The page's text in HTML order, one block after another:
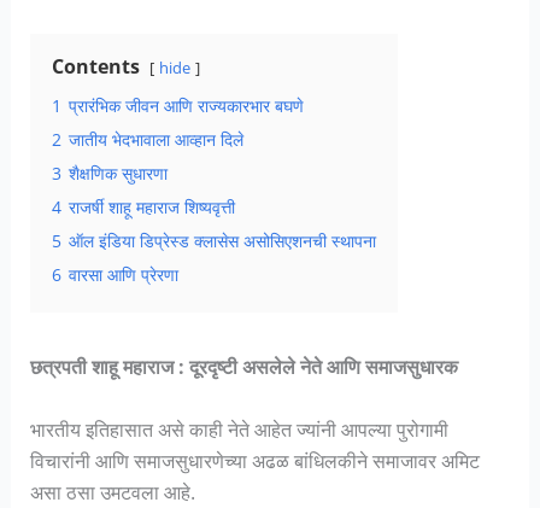
Contents hide
1 प्रारंभिक जीवन आणि राज्यकारभार बघणे
2 जातीय भेदभावाला आव्हान दिले
3 शैक्षणिक सुधारणा
4 राजर्षी शाहू महाराज शिष्यवृत्ती
5 ऑल इंडिया डिप्रेस्ड क्लासेस असोसिएशनची स्थापना
6 वारसा आणि प्रेरणा
छत्रपती शाहू महाराज : दूरदृष्टी असलेले नेते आणि समाजसुधारक
भारतीय इतिहासात असे काही नेते आहेत ज्यांनी आपल्या पुरोगामी
विचारांनी आणि समाजसुधारणेच्या अढळ बांधिलकीने समाजावर अमिट
असा ठसा उमटवला आहे.